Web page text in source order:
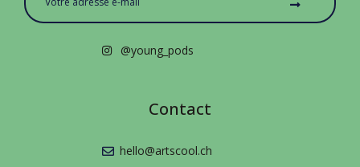
@young_pods
Contact
hello@artscool.ch